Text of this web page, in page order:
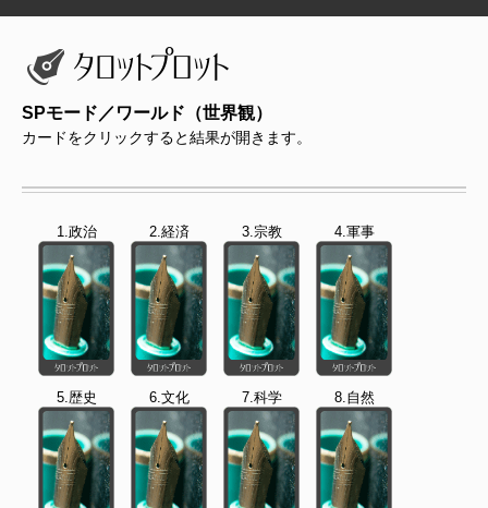
SPモード／ワールド（世界観）
カードをクリックすると結果が開きます。
1.政治 2.経済 3.宗教 4.軍事
5.歴史 6.文化 7.科学 8.自然